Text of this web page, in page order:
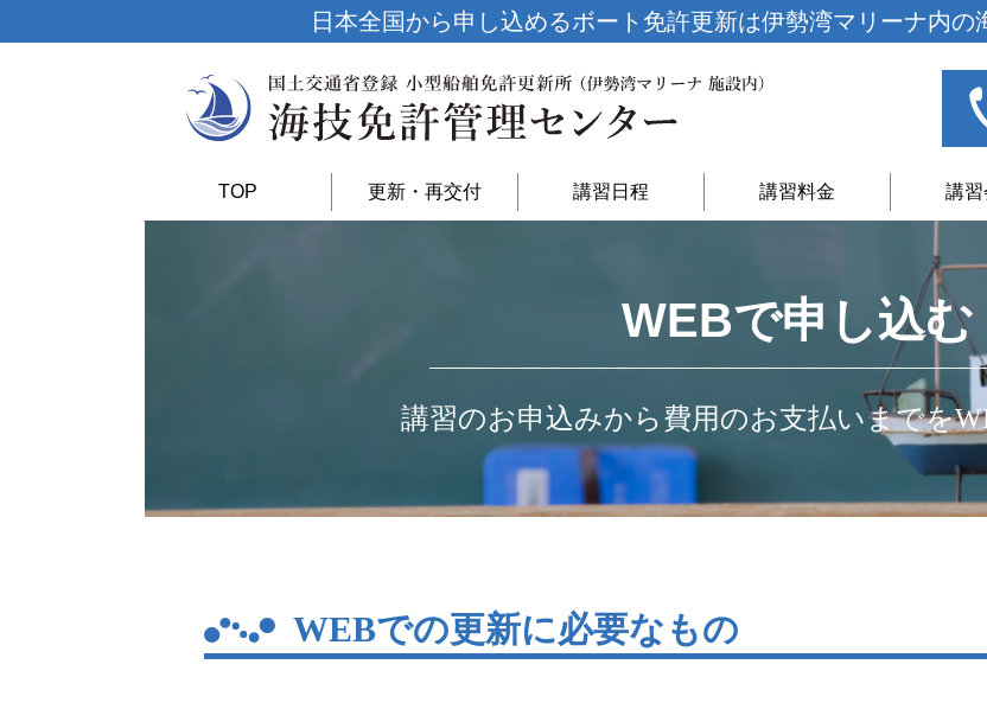
日本全国から申し込めるボート免許更新は伊勢湾マリーナ内の
TOP 更新・再交付 講習日程 講習料金 講
WEBで申し込む
講習のお申込みから費用のお支払いまでを
WEBでの更新に必要なもの